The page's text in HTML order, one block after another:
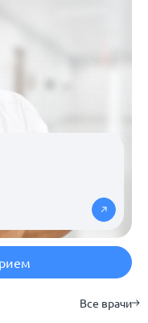
Все врачи